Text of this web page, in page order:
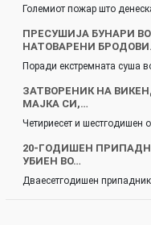
Големиот пожар што
ПРЕСУШИЈА БУНАРИ
НАТОВАРЕНИ
Поради екстремната суша
ЗАТВОРЕНИК НА
МАЈКА СИ,…
Четириесет и шестгодишен
20-ГОДИШЕН
УБИЕН ВО…
Дваесетгодишен